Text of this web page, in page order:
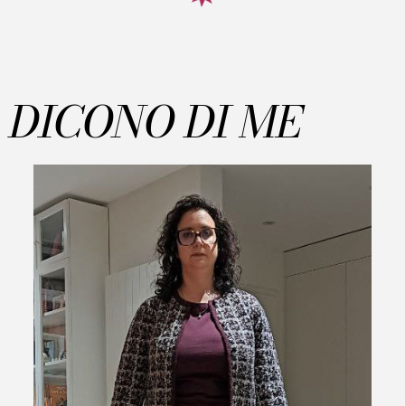
DICONO DI ME